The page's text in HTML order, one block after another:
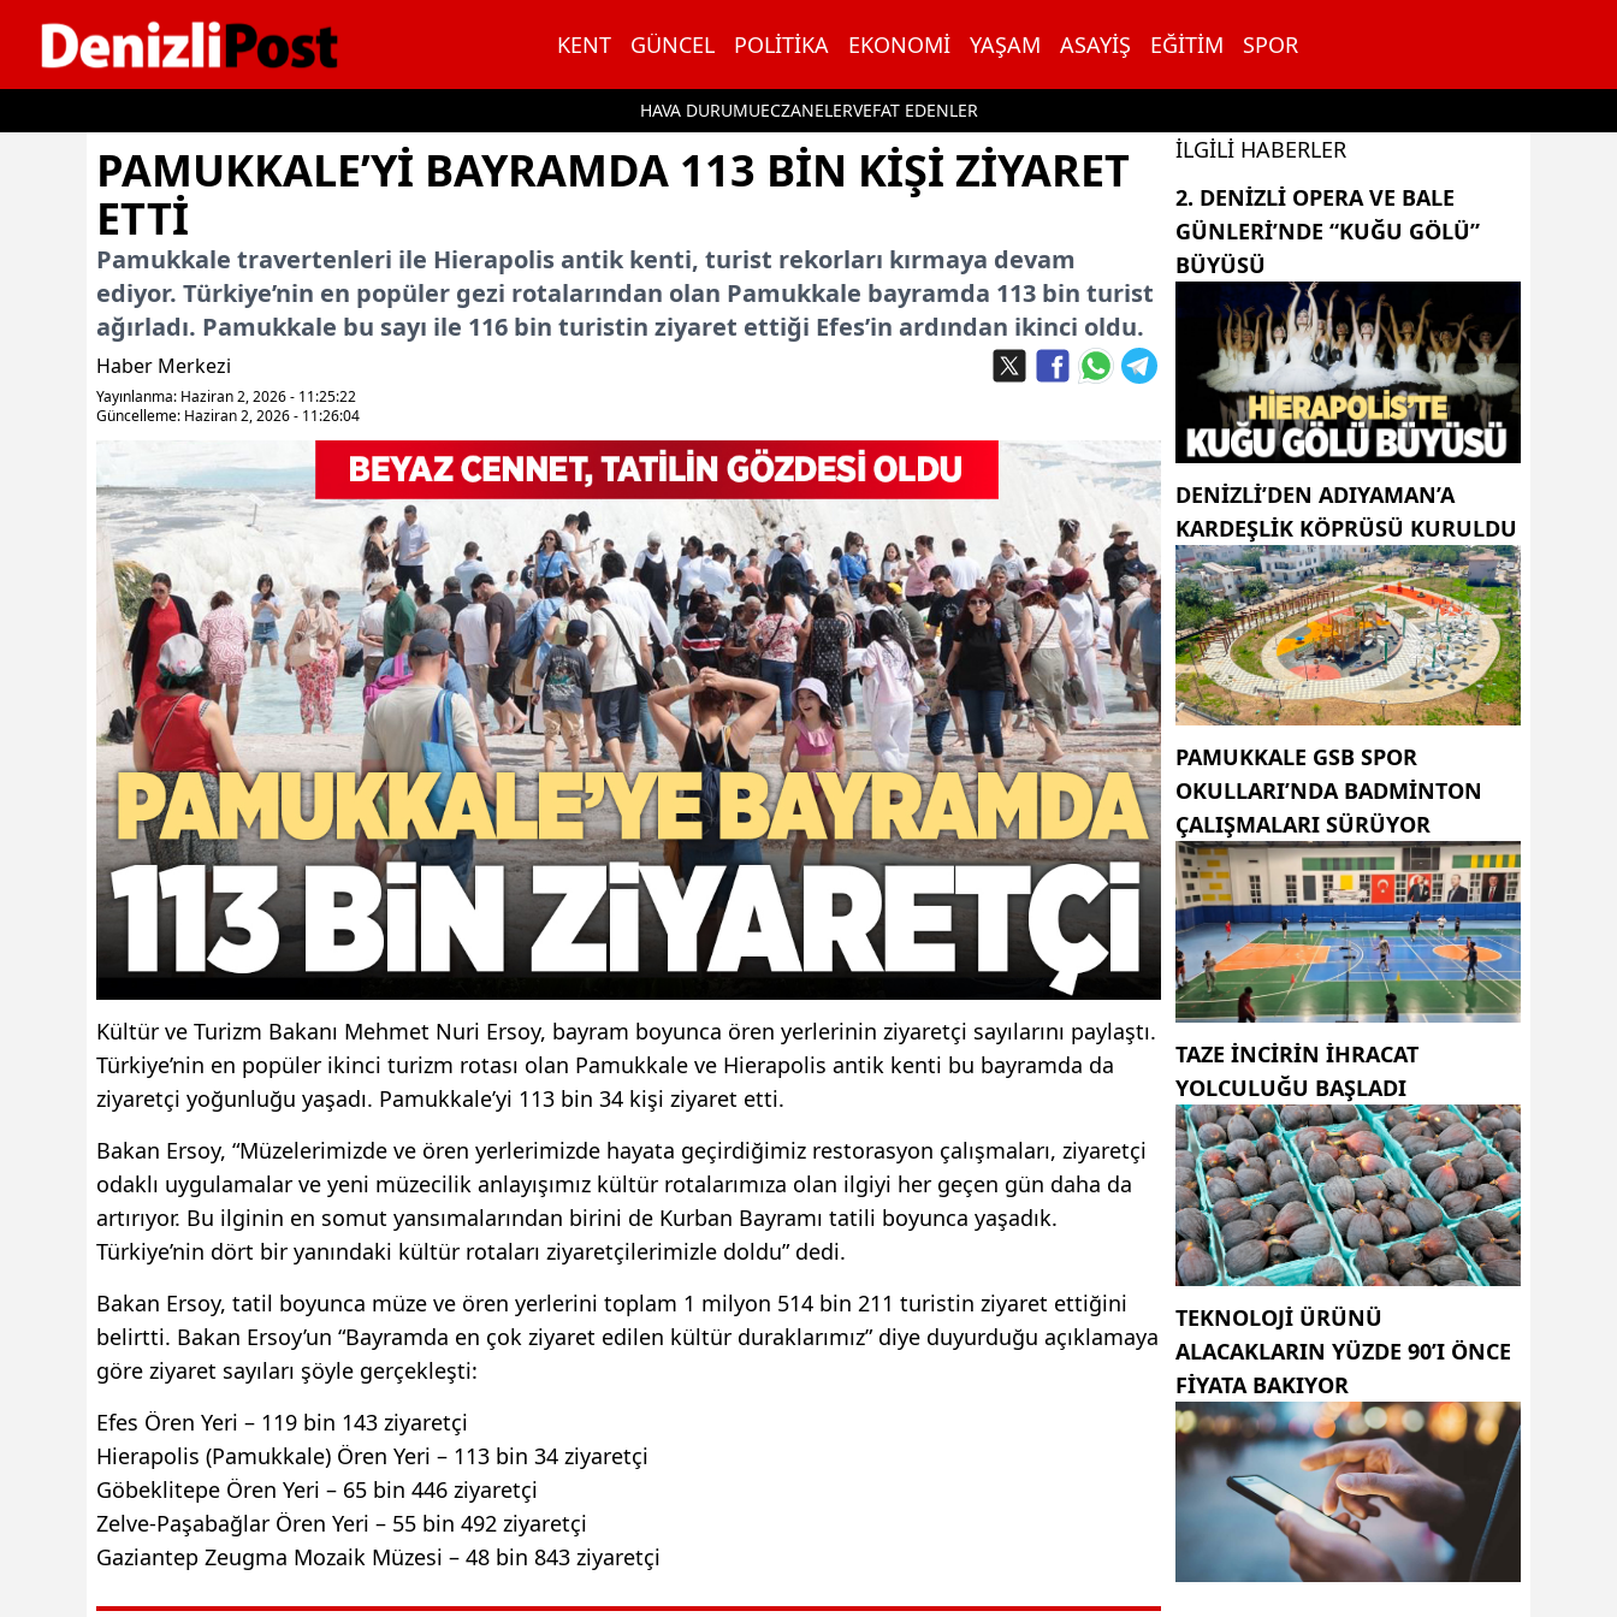
KENT GÜNCEL POLITIKA EKONOMI YAŞAM ASAYIŞ EĞITIM SPOR
HAVA DURUMUECZANELERVEFAT EDENLER
PAMUKKALE’YI BAYRAMDA 113 BIN KIŞI ZIYARET
ETTI
Pamukkale travertenleri ile Hierapolis antik kenti, turist rekorları kırmaya devam
ediyor. Türkiye’nin en popüler gezi rotalarından olan Pamukkale bayramda 113 bin turist
ağırladı. Pamukkale bu sayı ile 116 bin turistin ziyaret ettiği Efes’in ardından ikinci oldu.
Haber Merkezi
Yayınlanma: Haziran 2, 2026 - 11:25:22
Güncelleme: Haziran 2, 2026 - 11:26:04
Kültür ve Turizm Bakanı Mehmet Nuri Ersoy, bayram boyunca ören yerlerinin ziyaretçi sayılarını paylaştı.
Türkiye’nin en popüler ikinci turizm rotası olan Pamukkale ve Hierapolis antik kenti bu bayramda da
ziyaretçi yoğunluğu yaşadı. Pamukkale’yi 113 bin 34 kişi ziyaret etti.
Bakan Ersoy, “Müzelerimizde ve ören yerlerimizde hayata geçirdiğimiz restorasyon çalışmaları, ziyaretçi
odaklı uygulamalar ve yeni müzecilik anlayışımız kültür rotalarımıza olan ilgiyi her geçen gün daha da
artırıyor. Bu ilginin en somut yansımalarından birini de Kurban Bayramı tatili boyunca yaşadık.
Türkiye’nin dört bir yanındaki kültür rotaları ziyaretçilerimizle doldu” dedi.
Bakan Ersoy, tatil boyunca müze ve ören yerlerini toplam 1 milyon 514 bin 211 turistin ziyaret ettiğini
belirtti. Bakan Ersoy’un “Bayramda en çok ziyaret edilen kültür duraklarımız” diye duyurduğu açıklamaya
göre ziyaret sayıları şöyle gerçekleşti:
Efes Ören Yeri – 119 bin 143 ziyaretçi
Hierapolis (Pamukkale) Ören Yeri – 113 bin 34 ziyaretçi
Göbeklitepe Ören Yeri – 65 bin 446 ziyaretçi
Zelve-Paşabağlar Ören Yeri – 55 bin 492 ziyaretçi
Gaziantep Zeugma Mozaik Müzesi – 48 bin 843 ziyaretçi
İLGILI HABERLER
2. DENIZLI OPERA VE BALE
GÜNLERI’NDE “KUĞU GÖLÜ”
BÜYÜSÜ
DENIZLI’DEN ADIYAMAN’A
KARDEŞLIK KÖPRÜSÜ KURULDU
PAMUKKALE GSB SPOR
OKULLARI’NDA BADMINTON
ÇALIŞMALARI SÜRÜYOR
TAZE INCIRIN IHRACAT
YOLCULUĞU BAŞLADI
TEKNOLOJI ÜRÜNÜ
ALACAKLARIN YÜZDE 90’I ÖNCE
FIYATA BAKIYOR